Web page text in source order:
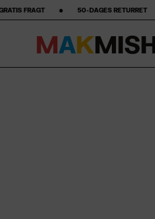
DAGES RETURRET ‎ ‎ ‎ ‎ ‎ ‎ ‎ •‎ ‎ ‎ ‎ ‎ ‎ ‎ ‎ ★★★★★
MAKMIS